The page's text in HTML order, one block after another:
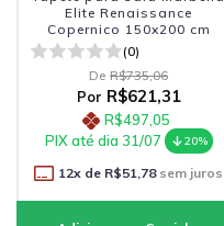
Elite Renaissance
Copernico 150x200 cm
(0)
De R$735,06
Por R$621,31
R$497,05
PIX até dia 31/07
20%
12x de R$51,78sem juros